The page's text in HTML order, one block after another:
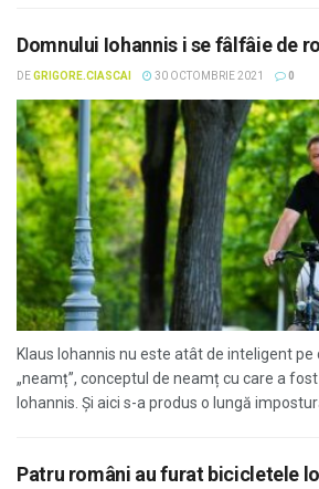
Domnului Iohannis i se fâlfâie de
DEGRIGORE.CIASCAI 30 OCTOMBRIE 2021 0
Klaus Iohannis nu este atât de inteligent
„neamț”, conceptul de neamț cu care a
Iohannis. Și aici s-a produs o lungă
Patru români au furat bicicletele